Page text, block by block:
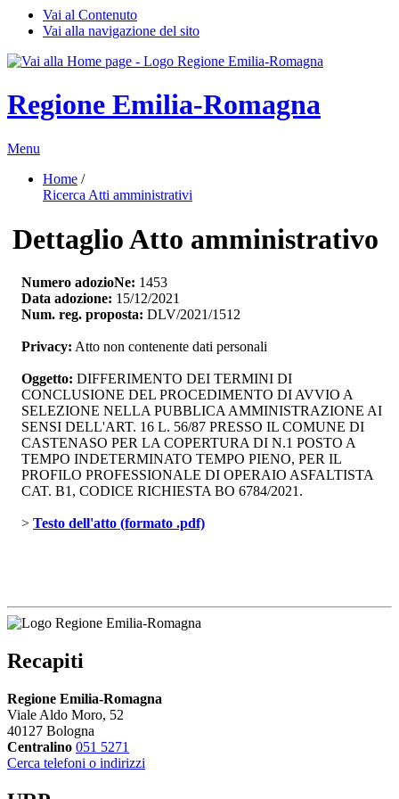
Vai al Contenuto
Vai alla navigazione del sito
Regione Emilia-Romagna
Menu
Home /
Ricerca Atti amministrativi
Dettaglio Atto amministrativo
Numero adozioNe: 1453
Data adozione: 15/12/2021
Num. reg. proposta: DLV/2021/1512
Privacy: Atto non contenente dati personali
Oggetto: DIFFERIMENTO DEI TERMINI DI
CONCLUSIONE DEL PROCEDIMENTO DI AVVIO A
SELEZIONE NELLA PUBBLICA AMMINISTRAZIONE AI
SENSI DELL'ART. 16 L. 56/87 PRESSO IL COMUNE DI
CASTENASO PER LA COPERTURA DI N.1 POSTO A
TEMPO INDETERMINATO TEMPO PIENO, PER IL
PROFILO PROFESSIONALE DI OPERAIO ASFALTISTA
CAT. B1, CODICE RICHIESTA BO 6784/2021.
> Testo dell'atto (formato .pdf)
Recapiti
Regione Emilia-Romagna
Viale Aldo Moro, 52
40127 Bologna
Centralino 051 5271
Cerca telefoni o indirizzi